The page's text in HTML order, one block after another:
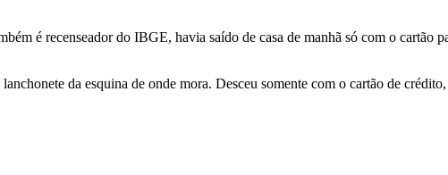
é recenseador do IBGE, havia saído de casa de manhã só com o cartão
da esquina de onde mora. Desceu somente com o cartão de